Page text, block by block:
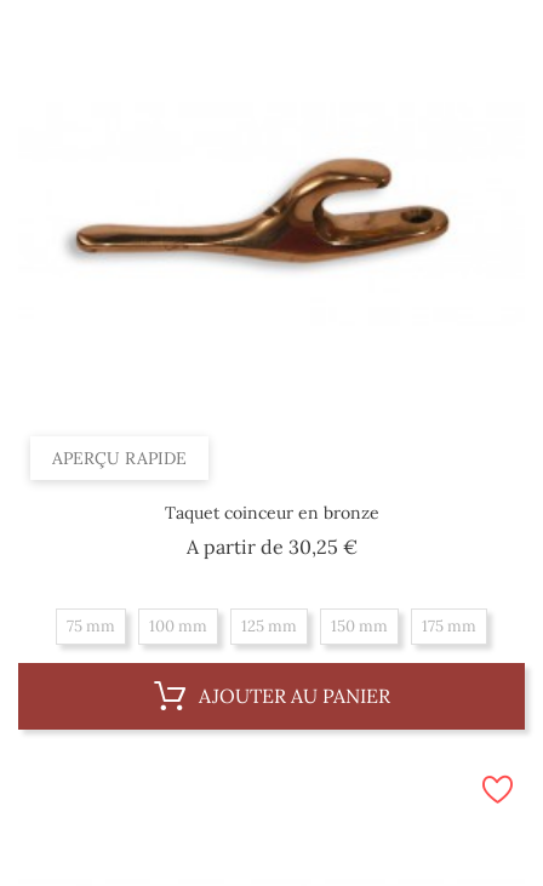
APERÇU RAPIDE
Taquet coinceur en bronze
A partir de 30,25 €Prix
75 mm 100 mm 125 mm 150 mm 175 mm
AJOUTER AU PANIER